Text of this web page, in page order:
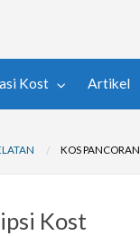
Kost Artikel
KOS PANCORAN
Kost